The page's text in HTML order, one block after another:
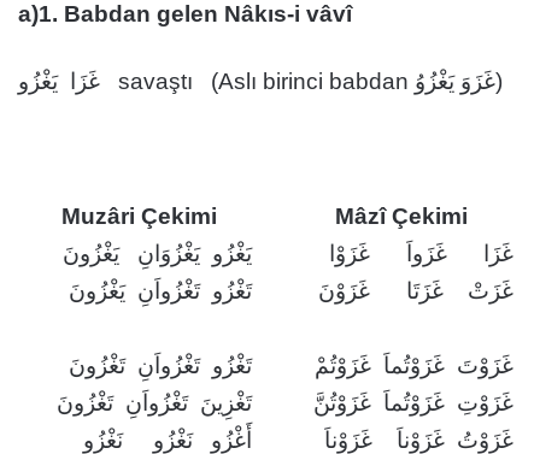
a)1. Babdan gelen Nâkıs-i vâvî
غَزَا يَغْزُو savaştı (Aslı birinci babdan غَزَوَ يَغْزُوُ)
Muzâri Çekimi
Mâzî Çekimi
يَغْزُو يَغْزُوَانِ يَغْزُونَ
غَزَا غَزَواَ غَزَوْا
تَغْزُو تَغْزُواَنِ يَغْزُونَ
غَزَتْ غَزَتَا غَزَوْنَ
تَغْزُو تَغْزُواَنِ تَغْزُونَ
غَزَوْتَ غَزَوْتُماَ غَزَوْتُمْ
تَغْزِينَ تَغْزُواَنِ تَغْزُونَ
غَزَوْتِ غَزَوْتُماَ غَزَوْتُنَّ
أَغْزُو نَغْزُو نَغْزُو
غَزَوْتُ غَزَوْناَ غَزَوْناَ